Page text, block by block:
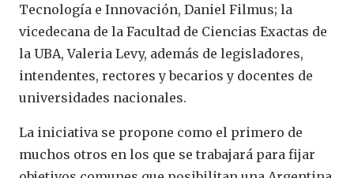
Tecnología e Innovación, Daniel Filmus; la
vicedecana de la Facultad de Ciencias Exactas de
la UBA, Valeria Levy, además de legisladores,
intendentes, rectores y becarios y docentes de
universidades nacionales.
La iniciativa se propone como el primero de
muchos otros en los que se trabajará para fijar